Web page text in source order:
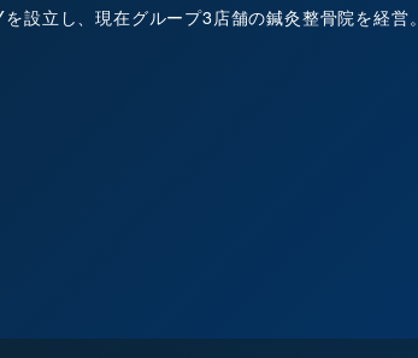
設立し、現在グループ3店舗の鍼灸整骨院を経営